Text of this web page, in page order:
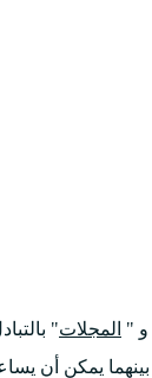
و " المجلات"
يمكن أن